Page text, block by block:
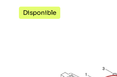
Disponible